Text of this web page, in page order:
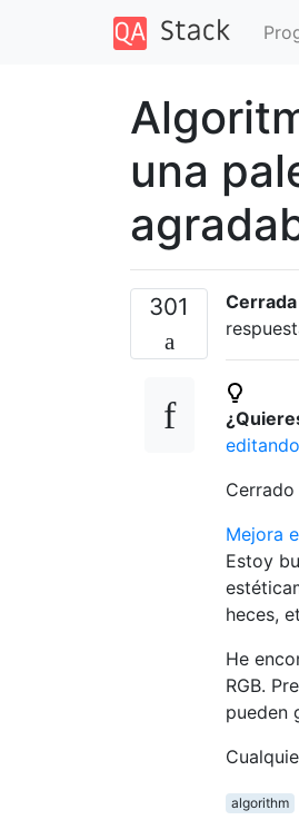
una
301 Cerrada
Cerrado
Mejora
Estoy
heces,
He
RGB.
pueden
algorithm